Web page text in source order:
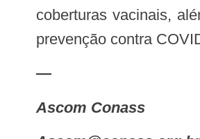
coberturas vacinais,
prevenção contra
—
Ascom Conass